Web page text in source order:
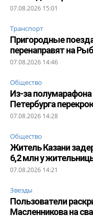
07.08.2026 15:01
Транспорт
Пригородные
перенаправят на
07.08.2026 14:46
Общество
Из-за
Петербурга
07.08.2026 14:28
Общество
Житель Казани
6,2 млн у
07.08.2026 14:21
Звезды
Пользователи
Масленникова на